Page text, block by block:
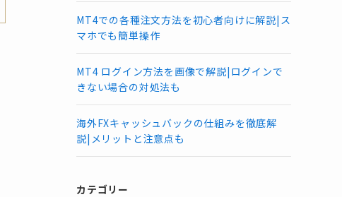
MT4での各種注文方法を初心者向けに解説|ス
マホでも簡単操作
MT4 ログイン方法を画像で解説|ログインで
きない場合の対処法も
海外FXキャッシュバックの仕組みを徹底解
説|メリットと注意点も
カテゴリー